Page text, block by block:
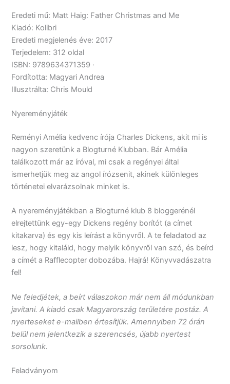
Eredeti mű: Matt Haig: Father Christmas and Me
Kiadó: Kolibri
Eredeti megjelenés éve: 2017
Terjedelem: 312 oldal
ISBN: 9789634371359 ·
Fordította: Magyari Andrea
Illusztrálta: Chris Mould
Nyereményjáték
Reményi Amélia kedvenc írója Charles Dickens, akit mi is
nagyon szeretünk a Blogturné Klubban. Bár Amélia
találkozott már az íróval, mi csak a regényei által
ismerhetjük meg az angol írózsenit, akinek különleges
történetei elvarázsolnak minket is.
A nyereményjátékban a Blogturné klub 8 bloggerénél
elrejtettünk egy-egy Dickens regény borítót (a címet
kitakarva) és egy kis leírást a könyvről. A te feladatod az
lesz, hogy kitaláld, hogy melyik könyvről van szó, és beírd
a címét a Rafflecopter dobozába. Hajrá! Könyvvadászatra
fel!
Ne feledjétek, a beírt válaszokon már nem áll módunkban
javítani. A kiadó csak Magyarország területére postáz. A
nyerteseket e-mailben értesítjük. Amennyiben 72 órán
belül nem jelentkezik a szerencsés, újabb nyertest
sorsolunk.
Feladványom